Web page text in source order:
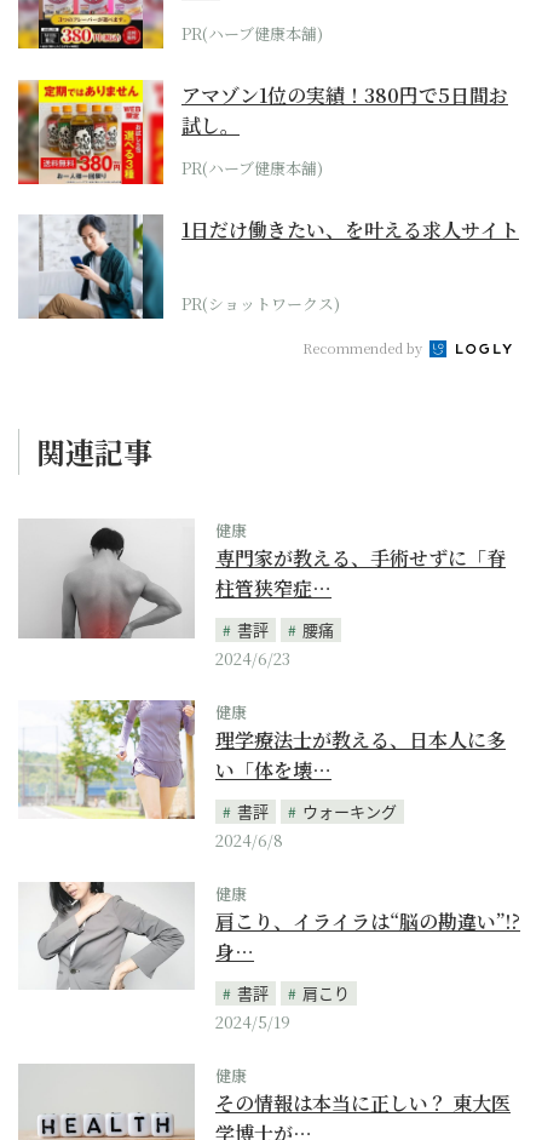
PR(ハーブ健康本舗)
アマゾン1位の実績！380円で5日間お
試し。
PR(ハーブ健康本舗)
1日だけ働きたい、を叶える求人サイト
PR(ショットワークス)
Recommended by
関連記事
健康
専門家が教える、手術せずに「脊
柱管狭窄症…
書評
腰痛
2024/6/23
健康
理学療法士が教える、日本人に多
い「体を壊…
書評
ウォーキング
2024/6/8
健康
肩こり、イライラは“脳の勘違い”!?
身…
書評
肩こり
2024/5/19
健康
その情報は本当に正しい？ 東大医
学博士が…